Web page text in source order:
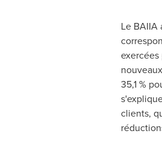
Le BAIIA
35,1 %
clients,